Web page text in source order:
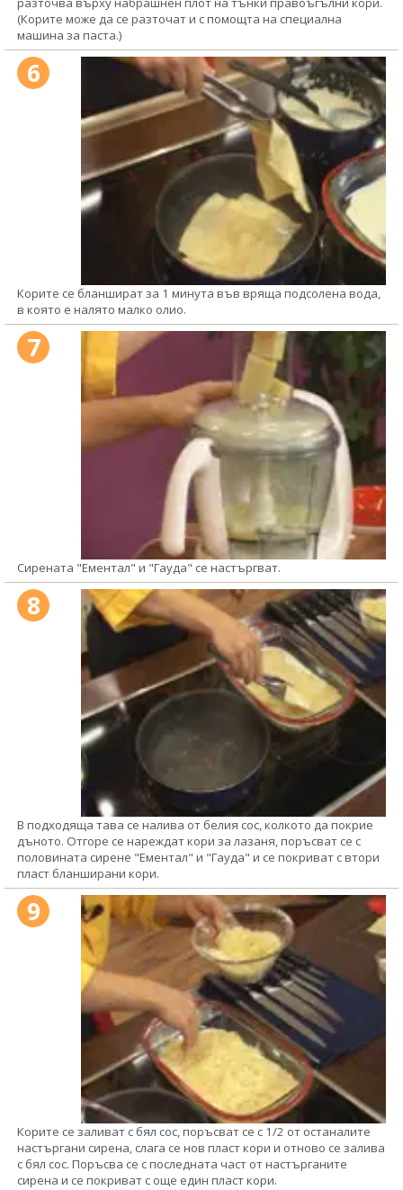
(Корите може да се разточат и с помощта на специална
машина за паста.)
6
Корите се бланшират за 1 минута във вряща подсолена вода,
в която е налято малко олио.
7
Сирената "Ементал" и "Гауда" се настъргват.
8
В подходяща тава се налива от белия сос, колкото да покрие
дъното. Отгоре се нареждат кори за лазаня, поръсват се с
половината сирене "Ементал" и "Гауда" и се покриват с втори
пласт бланширани кори.
9
Корите се заливат с бял сос, поръсват се с 1/2 от останалите
настъргани сирена, слага се нов пласт кори и отново се залива
с бял сос. Поръсва се с последната част от настърганите
сирена и се покриват с още един пласт кори.